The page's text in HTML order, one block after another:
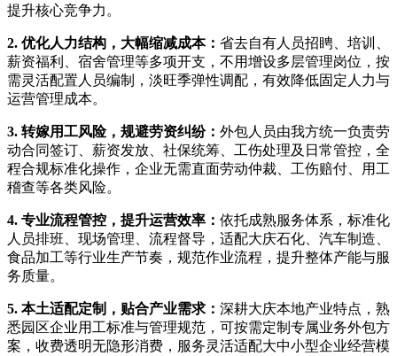
提升核心竞争力。
2. 优化人力结构，大幅缩减成本： 省去自有人员招䀻、培训、
薪资福利、宿舍管理等多项开支，不用增设多层管理岗位，按
需灵活配置人员编制，淡旺季弹性调配，有效降低固定人力与
运营管理成本。
3. 转嫁用工风险，规避劳资纠纷： 外包人员由我方统一负责劳
动合同签订、薪资发放、社保统筹、工伤处理及日常管控，全
程合规标准化操作，企业无需直面劳动仲裁、工伤赔付、用工
稽查等各类风险。
4. 专业流程管控，提升运营效率： 依托成熟服务体系，标准化
人员排班、现场管理、流程督导，适配大庆石化、汽车制造、
食品加工等行业生产节奏，规范作业流程，提升整体产能与服
务质量。
5. 本土适配定制，贴合产业需求： 深耕大庆本地产业特点，熟
悉园区企业用工标准与管理规范，可按需定制专属业务外包方
案，收费透明无隐形消费，服务灵活适配大中小型企业经营模